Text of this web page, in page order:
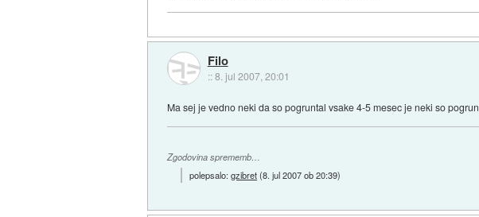
Filo
::8. jul 2007, 20:01
Ma sej je vedno neki da so pogruntal vsake 4-5 mesec je neki so
Zgodovina sprememb…
polepsalo:gzibret(8. jul 2007 ob 20:39)